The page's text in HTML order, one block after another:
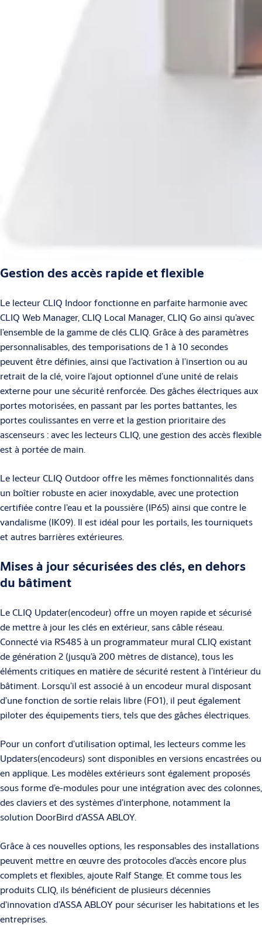
Gestion des accès rapide et flexible
Le lecteur CLIQ Indoor fonctionne en parfaite harmonie avec
CLIQ Web Manager, CLIQ Local Manager, CLIQ Go ainsi qu’avec
l’ensemble de la gamme de clés CLIQ. Grâce à des paramètres
personnalisables, des temporisations de 1 à 10 secondes
peuvent être définies, ainsi que l’activation à l’insertion ou au
retrait de la clé, voire l’ajout optionnel d’une unité de relais
externe pour une sécurité renforcée. Des gâches électriques aux
portes motorisées, en passant par les portes battantes, les
portes coulissantes en verre et la gestion prioritaire des
ascenseurs : avec les lecteurs CLIQ, une gestion des accès flexible
est à portée de main.
Le lecteur CLIQ Outdoor offre les mêmes fonctionnalités dans
un boîtier robuste en acier inoxydable, avec une protection
certifiée contre l’eau et la poussière (IP65) ainsi que contre le
vandalisme (IK09). Il est idéal pour les portails, les tourniquets
et autres barrières extérieures.
Mises à jour sécurisées des clés, en dehors
du bâtiment
Le CLIQ Updater(encodeur) offre un moyen rapide et sécurisé
de mettre à jour les clés en extérieur, sans câble réseau.
Connecté via RS485 à un programmateur mural CLIQ existant
de génération 2 (jusqu’à 200 mètres de distance), tous les
éléments critiques en matière de sécurité restent à l’intérieur du
bâtiment. Lorsqu’il est associé à un encodeur mural disposant
d’une fonction de sortie relais libre (FO1), il peut également
piloter des équipements tiers, tels que des gâches électriques.
Pour un confort d’utilisation optimal, les lecteurs comme les
Updaters(encodeurs) sont disponibles en versions encastrées ou
en applique. Les modèles extérieurs sont également proposés
sous forme d’e-modules pour une intégration avec des colonnes,
des claviers et des systèmes d’interphone, notamment la
solution DoorBird d’ASSA ABLOY.
Grâce à ces nouvelles options, les responsables des installations
peuvent mettre en œuvre des protocoles d’accès encore plus
complets et flexibles, ajoute Ralf Stange. Etcomme tous les
produits CLIQ, ils bénéficient de plusieurs décennies
d’innovation d’ASSA ABLOY pour sécuriser les habitations et les
entreprises.